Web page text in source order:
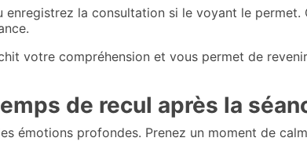
enregistrez la consultation si le voyant le
votre compréhension et vous permet de
de recul après la
émotions profondes. Prenez un moment de